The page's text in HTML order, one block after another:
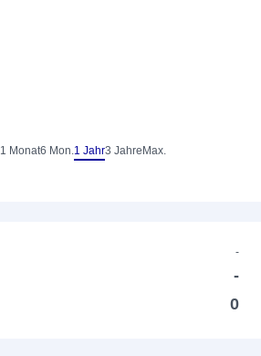
1 Monat6 Mon.1 Jahr3 Jahre Max.
-
-
0